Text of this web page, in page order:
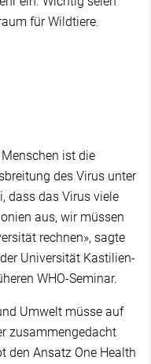
für Wildtiere.
ist die
des Virus unter
dass das Virus viele
aus, wir müssen
rechnen», sagte
Universität Kastilien-
WHO-Seminar.
Umwelt müsse auf
zusammengedacht
den Ansatz One Health